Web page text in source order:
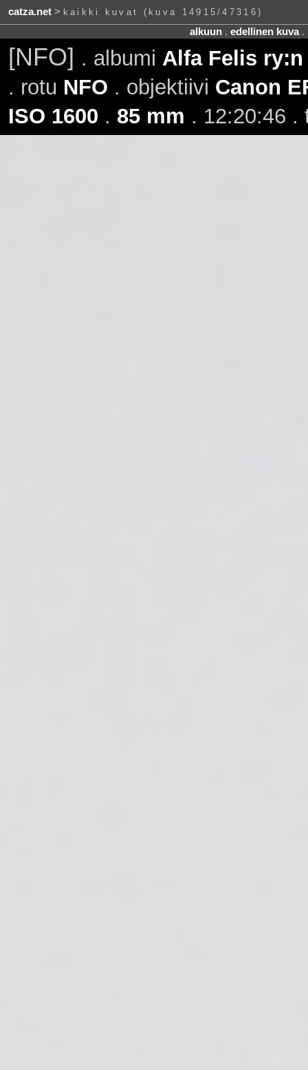
catza.net> kaikki kuvat (kuva 14915/47316)
alkuun. edellinen kuva.
[NFO] . albumi Alfa Felis ry:n
. rotu NFO . objektiivi Canon
ISO 1600 . 85 mm . 12:20:46 .